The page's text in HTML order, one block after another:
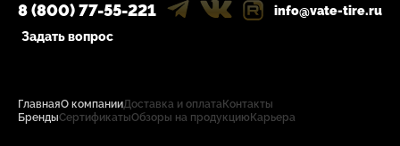
ГлавнаяО компанииДоставка и оплата Контакты
БрендыСертификатыОбзоры на продукцию Карьера
8 (800) 77-55-221
info@vate-tire.ru
Задать вопрос